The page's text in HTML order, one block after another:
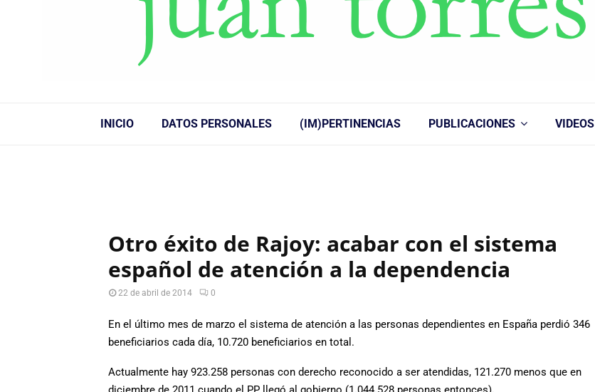
INICIO DATOS PERSONALES (IM)PERTINENCIAS PUBLICACIONES VIDEOS
Otro éxito de Rajoy: acabar con el sistema
español de atención a la dependencia
22 de abril de 2014 0
En el último mes de marzo el sistema de atención a las personas dependientes en España perdió 346
beneficiarios cada día, 10.720 beneficiarios en total.
Actualmente hay 923.258 personas con derecho reconocido a ser atendidas, 121.270 menos que en